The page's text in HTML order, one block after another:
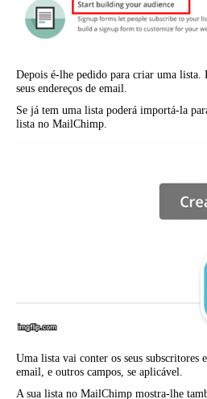
Depois é-lhe pedido para criar uma lista.
seus endereços de email.
Se já tem uma lista poderá importá-la
lista no MailChimp.
Uma lista vai conter os seus subscritores
email, e outros campos, se aplicável.
A sua lista no MailChimp mostra-lhe